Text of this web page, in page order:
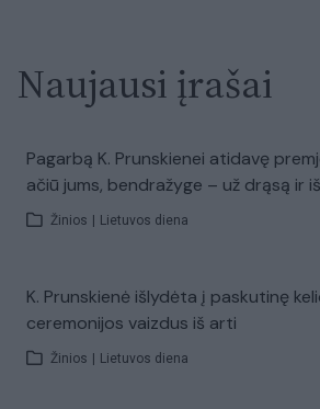
Naujausi įrašai
Pagarbą K. Prunskienei atidavę
ačiū jums, bendražyge – už drąsą ir
Žinios Lietuvos diena
K. Prunskienė išlydėta į paskutinę
ceremonijos vaizdus iš arti
Žinios Lietuvos diena